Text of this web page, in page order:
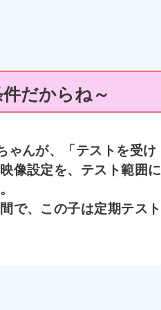
だからね～
ゃんが、「テストを受け
像設定を、テスト範囲に
で、この子は定期テスト